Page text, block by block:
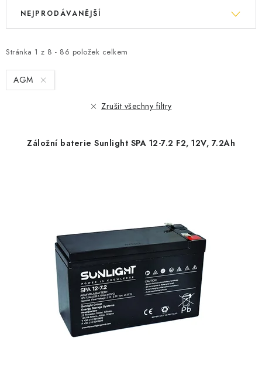
V
i
s
p
Stránka 1 z 8 - 86 položek celkem
Ř
e
n
í
NEJPRODÁVANĚJŠÍ
AGM
Zrušit všechny filtry
Záložní baterie Sunlight SPA 12-7.2 F2, 12V, 7.2Ah